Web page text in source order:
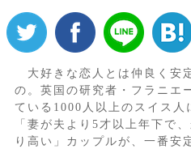
大好きな恋人とは仲良く安
の。英国の研究者・フラニエ
ている1000人以上のスイス人
「妻が夫より5才以上年下で
り高い」カップルが、一番